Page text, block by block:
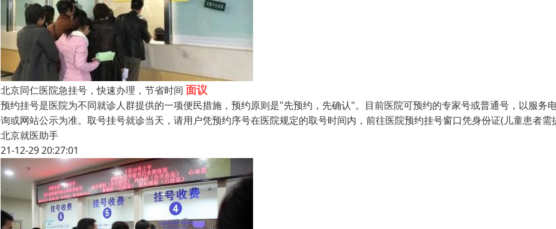
北京同仁医院急挂号，快速办理，节省时间 面议
预约挂号是医院为不同就诊人群提供的一项便民措施，预约原则是"先预约，先确认"。目前医院可预约的专家号或普通号，以服务
询或网站公示为准。取号挂号就诊当天，请用户凭预约序号在医院规定的取号时间内，前往医院预约挂号窗口凭身份证(儿童患者需
北京就医助手
21-12-29 20:27:01